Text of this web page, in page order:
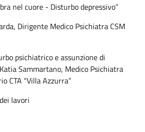
nel cuore - Disturbo depressivo”
Dirigente Medico Psichiatra CSM
psichiatrico e assunzione di
Sammartano, Medico Psichiatra
CTA “Villa Azzurra”
lavori